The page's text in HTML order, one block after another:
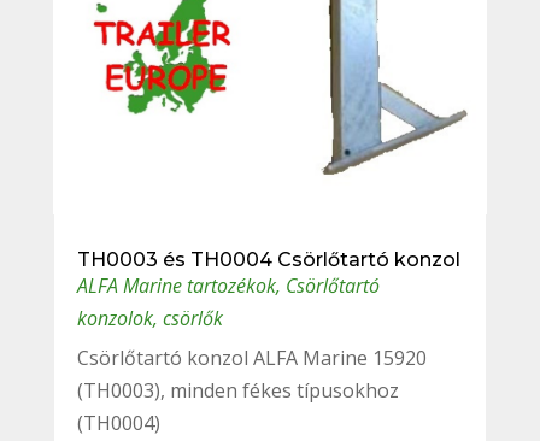
TH0003 és TH0004 Csörlőtartó konzol
ALFA Marine tartozékok, Csörlőtartó
konzolok, csörlők
Csörlőtartó konzol ALFA Marine 15920
(TH0003), minden fékes típusokhoz
(TH0004)